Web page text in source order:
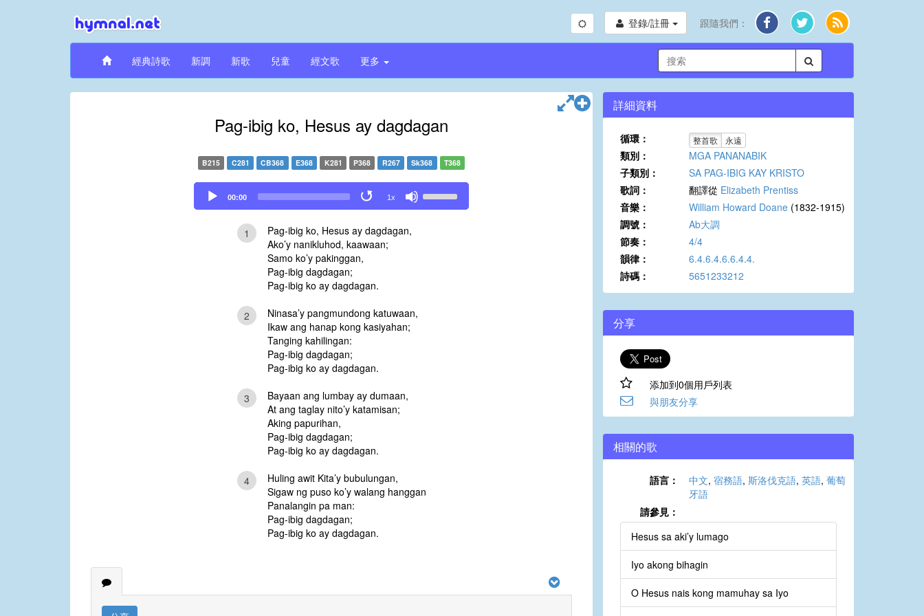
登錄/註冊 跟隨我們：
經典詩歌 新調 新歌 兒童 經文歌 更多
Pag-ibig ko, Hesus ay dagdagan
B215 C281 CB368 E368 K281 P368 R267 Sk368 T368
Audio
Player
00:00 1x
Up/Down
1
Pag-ibig ko, Hesus ay dagdagan,
Ako’y nanikluhod, kaawaan;
Samo ko’y pakinggan,
Pag-ibig dagdagan;
Pag-ibig ko ay dagdagan.
2
Ninasa’y pangmundong katuwaan,
Ikaw ang hanap kong kasiyahan;
Tanging kahilingan:
Pag-ibig dagdagan;
Pag-ibig ko ay dagdagan.
3
Bayaan ang lumbay ay dumaan,
At ang taglay nito’y katamisan;
Aking papurihan,
Pag-ibig dagdagan;
Pag-ibig ko ay dagdagan.
4
Huling awit Kita’y bubulungan,
Sigaw ng puso ko’y walang hanggan
Panalangin pa man:
Pag-ibig dagdagan;
Pag-ibig ko ay dagdagan.
詳細資料
循環： 整首歌 永遠
類別：
MGA PANANABIK
子類別：
SA PAG-IBIG KAY KRISTO
歌詞：
翻譯從 Elizabeth Prentiss
音樂：
William Howard Doane (1832-1915)
調號：
Ab大調
節奏：
4/4
韻律：
6.4.6.4.6.6.4.4.
詩碼：
5651233212
分享
添加到0個用戶列表
與朋友分享
相關的歌
語言： 中文, 宿務語, 斯洛伐克語, 英語, 葡萄
牙語
請參見：
Hesus sa aki’y lumago
Iyo akong bihagin
O Hesus nais kong mamuhay sa Iyo